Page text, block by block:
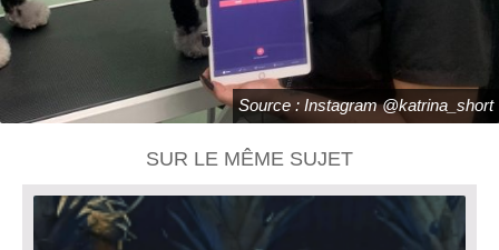
Source : Instagram @katrina_short
SUR LE MÊME SUJET